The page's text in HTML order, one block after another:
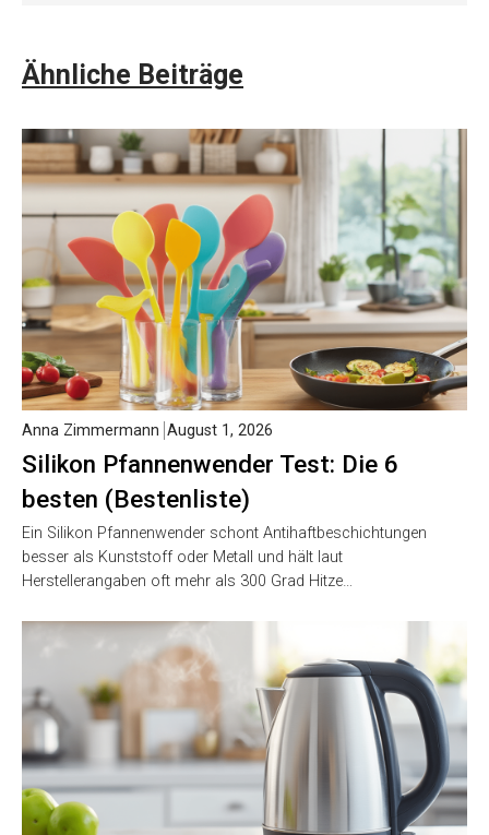
Ähnliche Beiträge
Silikon Pfannenwender Test: Die 6
besten (Bestenliste)
Anna Zimmermann August 1, 2026
Ein Silikon Pfannenwender schont Antihaftbeschichtungen
besser als Kunststoff oder Metall und hält laut
Herstellerangaben oft mehr als 300 Grad Hitze…